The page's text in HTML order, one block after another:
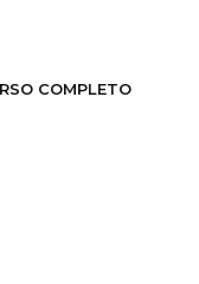
COMPLETO